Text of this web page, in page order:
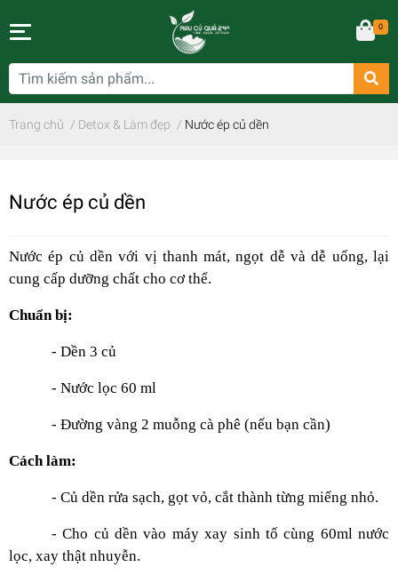
0
Trang chủ / Detox & Làm đẹp / Nước ép củ dền
Nước ép củ dền
Nước ép củ dền với vị thanh mát, ngọt dễ và dễ uống, lại
cung cấp dưỡng chất cho cơ thể.
Chuẩn bị:
- Dền 3 củ
- Nước lọc 60 ml
- Đường vàng 2 muỗng cà phê (nếu bạn cần)
Cách làm:
- Củ dền rửa sạch, gọt vỏ, cắt thành từng miếng nhỏ.
- Cho củ dền vào máy xay sinh tố cùng 60ml nước
lọc, xay thật nhuyễn.